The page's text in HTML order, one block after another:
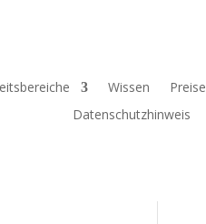
Wissen Preise
Datenschutzhinweis